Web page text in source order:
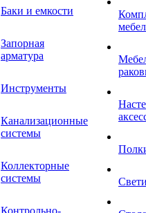
Баки и емкости
Запорная
арматура
Инструменты
Канализационные
системы
Коллекторные
системы
Контрольно-